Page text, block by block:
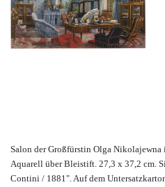
Salon der Großfürstin Olga Nikolajewna
Aquarell über Bleistift. 27,3 x 37,2 cm.
Contini / 1881". Auf dem